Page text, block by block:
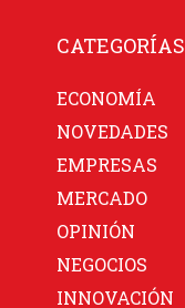
CATEGORÍAS
ECONOMÍA
NOVEDADES
EMPRESAS
MERCADO
OPINIÓN
NEGOCIOS
INNOVACIÓN